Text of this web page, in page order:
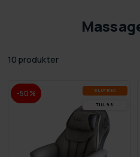
10 produkter
-50% SLUT­REA
TILL 9.8.